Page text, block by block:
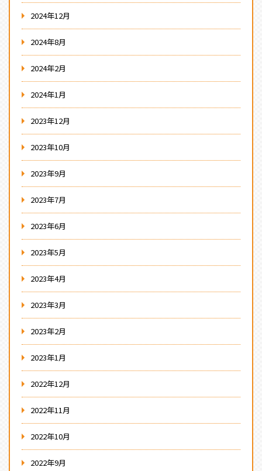
2024年12月
2024年8月
2024年2月
2024年1月
2023年12月
2023年10月
2023年9月
2023年7月
2023年6月
2023年5月
2023年4月
2023年3月
2023年2月
2023年1月
2022年12月
2022年11月
2022年10月
2022年9月